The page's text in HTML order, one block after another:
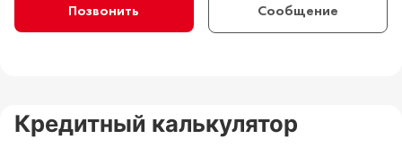
Позвонить Сообщение
Кредитный калькулятор